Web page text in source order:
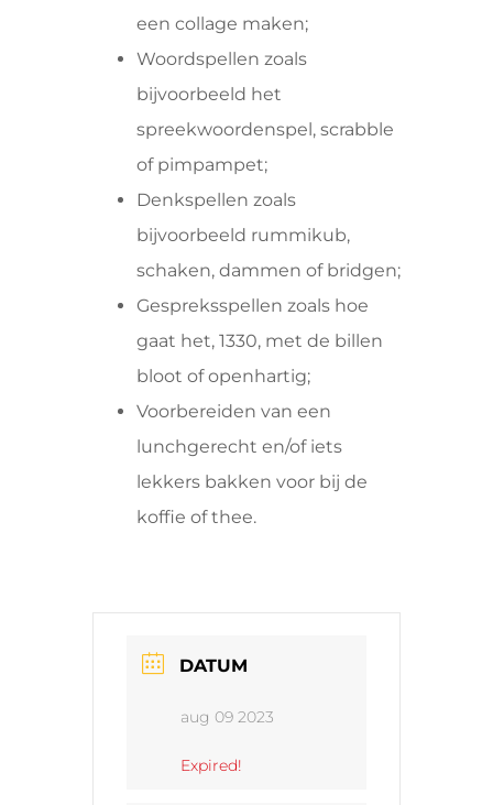
een collage maken;
Woordspellen zoals
bijvoorbeeld het
spreekwoordenspel, scrabble
of pimpampet;
Denkspellen zoals
bijvoorbeeld rummikub,
schaken, dammen of bridgen;
Gespreksspellen zoals hoe
gaat het, 1330, met de billen
bloot of openhartig;
Voorbereiden van een
lunchgerecht en/of iets
lekkers bakken voor bij de
koffie of thee.
DATUM
aug 09 2023
Expired!